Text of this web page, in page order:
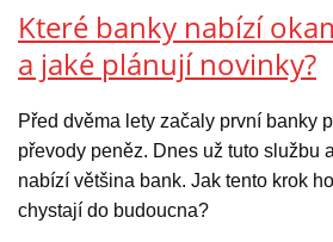
Které banky nabízí
a jaké plánují novinky?
Před dvěma lety začaly první banky
převody peněz. Dnes už tuto službu
nabízí většina bank. Jak tento krok
chystají do budoucna?